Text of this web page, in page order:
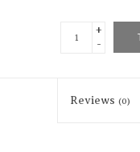
+
-
Reviews(0)